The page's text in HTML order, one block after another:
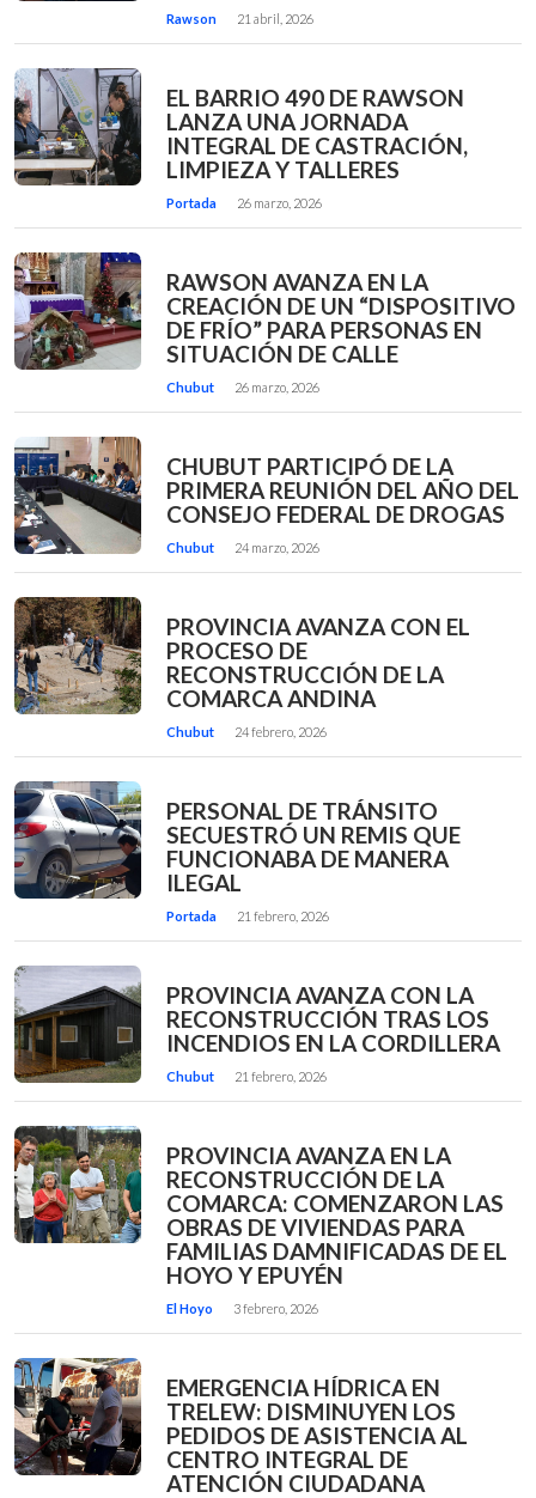
Rawson 21 abril, 2026
EL BARRIO 490 DE RAWSON
LANZA UNA JORNADA
INTEGRAL DE CASTRACIÓN,
LIMPIEZA Y TALLERES
Portada 26 marzo, 2026
RAWSON AVANZA EN LA
CREACIÓN DE UN “DISPOSITIVO
DE FRÍO” PARA PERSONAS EN
SITUACIÓN DE CALLE
Chubut 26 marzo, 2026
CHUBUT PARTICIPÓ DE LA
PRIMERA REUNIÓN DEL AÑO DEL
CONSEJO FEDERAL DE DROGAS
Chubut 24 marzo, 2026
PROVINCIA AVANZA CON EL
PROCESO DE
RECONSTRUCCIÓN DE LA
COMARCA ANDINA
Chubut 24 febrero, 2026
PERSONAL DE TRÁNSITO
SECUESTRÓ UN REMIS QUE
FUNCIONABA DE MANERA
ILEGAL
Portada 21 febrero, 2026
PROVINCIA AVANZA CON LA
RECONSTRUCCIÓN TRAS LOS
INCENDIOS EN LA CORDILLERA
Chubut 21 febrero, 2026
PROVINCIA AVANZA EN LA
RECONSTRUCCIÓN DE LA
COMARCA: COMENZARON LAS
OBRAS DE VIVIENDAS PARA
FAMILIAS DAMNIFICADAS DE EL
HOYO Y EPUYÉN
El Hoyo 3 febrero, 2026
EMERGENCIA HÍDRICA EN
TRELEW: DISMINUYEN LOS
PEDIDOS DE ASISTENCIA AL
CENTRO INTEGRAL DE
ATENCIÓN CIUDADANA